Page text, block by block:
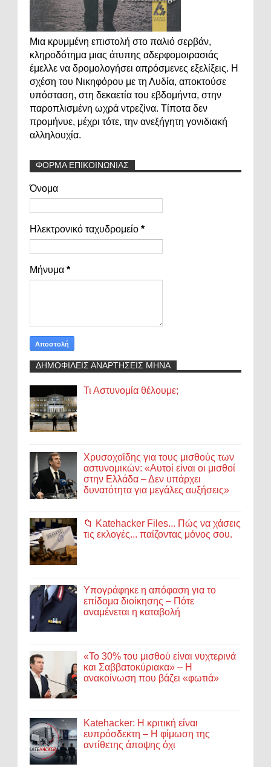
Μια κρυμμένη επιστολή στο παλιό σερβάν,
κληροδότημα μιας άτυπης αδερφομοιρασιάς
έμελλε να δρομολογήσει απρόσμενες εξελίξεις. Η
σχέση του Νικηφόρου με τη Λυδία, αποκτούσε
υπόσταση, στη δεκαετία του εβδομήντα, στην
παροπλισμένη ωχρά ντρεζίνα. Τίποτα δεν
προμήνυε, μέχρι τότε, την ανεξήγητη γονιδιακή
αλληλουχία.
ΦΟΡΜΑ ΕΠΙΚΟΙΝΩΝΙΑΣ
Όνομα
Ηλεκτρονικό ταχυδρομείο *
Μήνυμα *
ΔΗΜΟΦΙΛΕΙΣ ΑΝΑΡΤΗΣΕΙΣ ΜΗΝΑ
Τι Αστυνομία θέλουμε;
Χρυσοχοΐδης για τους μισθούς των
αστυνομικών: «Αυτοί είναι οι μισθοί
στην Ελλάδα – Δεν υπάρχει
δυνατότητα για μεγάλες αυξήσεις»
📁 Katehacker Files... Πώς να χάσεις
τις εκλογές... παίζοντας μόνος σου.
Υπογράφηκε η απόφαση για το
επίδομα διοίκησης – Πότε
αναμένεται η καταβολή
«Το 30% του μισθού είναι νυχτερινά
και Σαββατοκύριακα» – Η
ανακοίνωση που βάζει «φωτιά»
Katehacker: Η κριτική είναι
ευπρόσδεκτη – Η φίμωση της
αντίθετης άποψης όχι